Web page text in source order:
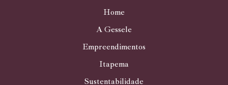
Home
A Gessele
Empreendimentos
Itapema
Sustentabilidade